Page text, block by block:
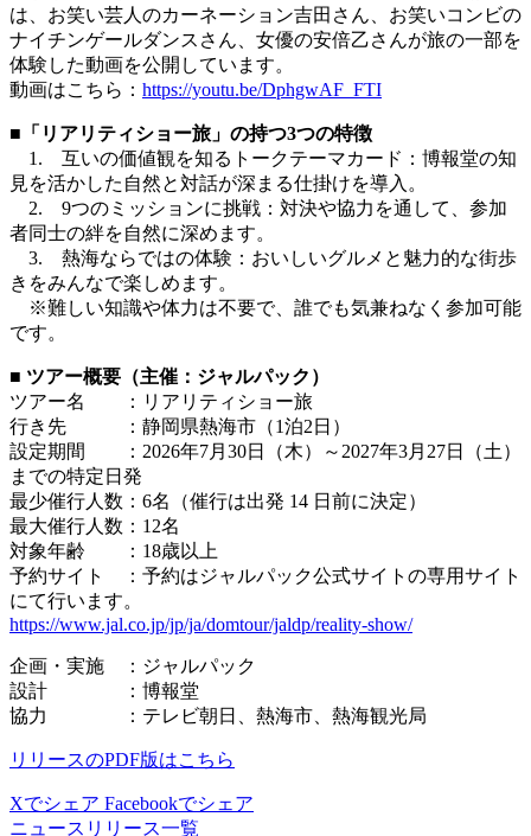
は、お笑い芸人のカーネーション吉田さん、お笑いコンビの
ナイチンゲールダンスさん、女優の安倍乙さんが旅の一部を
体験した動画を公開しています。
動画はこちら： https://youtu.be/DphgwAF_FTI
■「リアリティショー旅」の持つ3つの特徴
1. 互いの価値観を知るトークテーマカード：博報堂の知
見を活かした自然と対話が深まる仕掛けを導入。
2. 9つのミッションに挑戦：対決や協力を通して、参加
者同士の絆を自然に深めます。
3. 熱海ならではの体験：おいしいグルメと魅力的な街歩
きをみんなで楽しめます。
※難しい知識や体力は不要で、誰でも気兼ねなく参加可能
です。
■ ツアー概要（主催：ジャルパック）
ツアー名 ：リアリティショー旅
行き先 ：静岡県熱海市（1泊2日）
設定期間 ：2026年7月30日（木）～2027年3月27日（土）
までの特定日発
最少催行人数：6名（催行は出発 14 日前に決定）
最大催行人数：12名
対象年齢 ：18歳以上
予約サイト ：予約はジャルパック公式サイトの専用サイト
にて行います。
https://www.jal.co.jp/jp/ja/domtour/jaldp/reality-show/
企画・実施 ：ジャルパック
設計 ：博報堂
協力 ：テレビ朝日、熱海市、熱海観光局
リリースのPDF版はこちら
Xでシェア Facebookでシェア
ニュースリリース一覧